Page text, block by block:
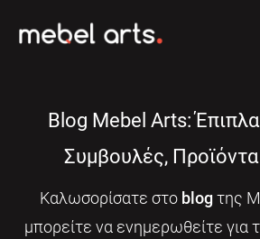
Blog Mebel Arts:
Συμβουλές, Προϊόντα
Καλωσορίσατε στο blogτης
μπορείτε να ενημερωθείτε για